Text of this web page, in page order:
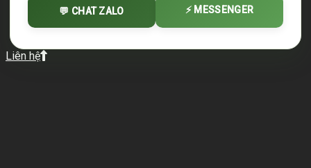
💬 CHAT ZALO ⚡ MESSENGER
Liên hệ